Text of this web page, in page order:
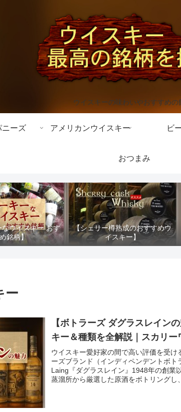
ウイスキーの味わいやおすすめ
ニーズ アメリカンウイスキー ビ
おつまみ
ウイスキー おす
銘柄】
【シェリー樽熟成のおすすめウ
イスキー】
ー
【ボトラーズ ダグラスレイン
キー＆種類を全解説｜スカリ
ウイスキー愛好家の間で高い評価を受け
ーズブランド（インディペンデントボト
Laing『ダグラスレイン』1948年の創業
蒸溜所から厳選した原酒をボトリングし